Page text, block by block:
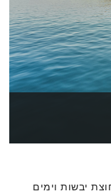
יבשות וימים